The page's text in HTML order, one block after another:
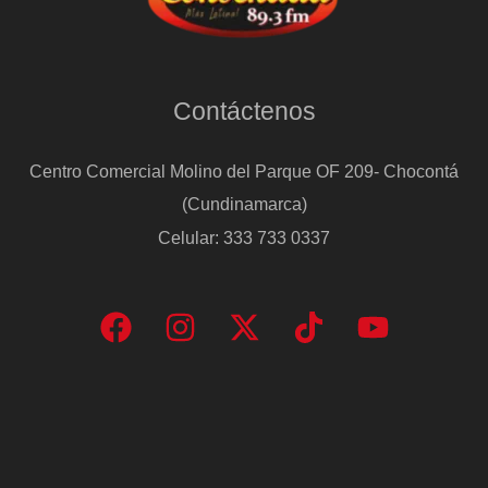
Contáctenos
Centro Comercial Molino del Parque OF 209- Chocontá
(Cundinamarca)
Celular: 333 733 0337